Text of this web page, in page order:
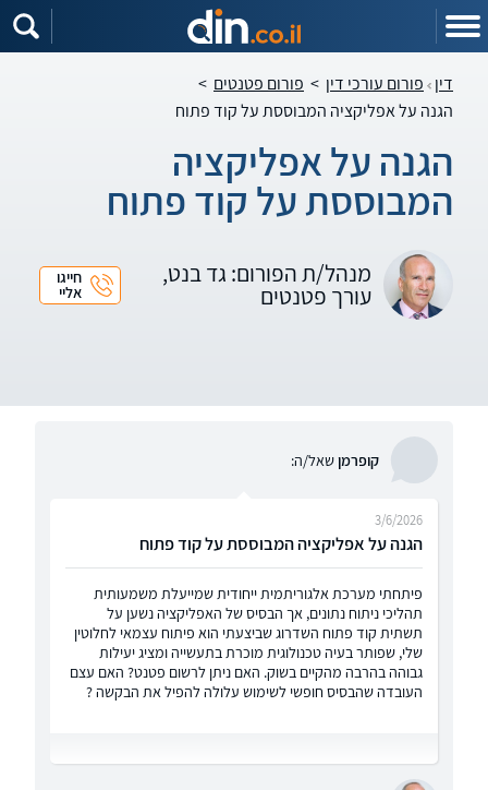
דין פורום עורכי דין > פורום פטנטים >
הגנה על אפליקציה המבוססת על קוד פתוח
הגנה על אפליקציה
המבוססת על קוד פתוח
מנהל/ת הפורום: גד בנט,
עורך פטנטים
חייגו
אליי
קופרמןשאל/ה:
הגנה על אפליקציה המבוססת על קוד פתוח
3/6/2026
פיתחתי מערכת אלגוריתמית ייחודית שמייעלת משמעותית
תהליכי ניתוח נתונים, אך הבסיס של האפליקציה נשען על
תשתית קוד פתוח השדרוג שביצעתי הוא פיתוח עצמאי לחלוטין
שלי, שפותר בעיה טכנולוגית מוכרת בתעשייה ומציג יעילות
גבוהה בהרבה מהקיים בשוק. האם ניתן לרשום פטנט? האם עצם
העובדה שהבסיס חופשי לשימוש עלולה להפיל את הבקשה ?